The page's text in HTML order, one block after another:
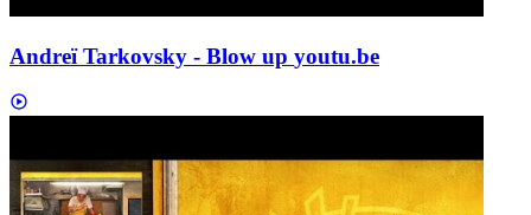
Andreï Tarkovsky - Blow up youtu.be